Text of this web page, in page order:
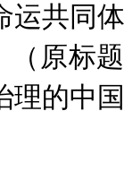
运共同
（原标
理的中国